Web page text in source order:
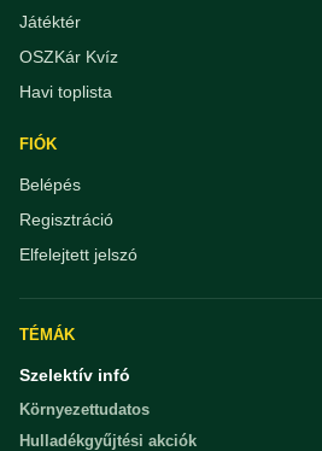
Játéktér
OSZKár Kvíz
Havi toplista
FIÓK
Belépés
Regisztráció
Elfelejtett jelszó
TÉMÁK
Szelektív infó
Környezettudatos
Hulladékgyűjtési akciók